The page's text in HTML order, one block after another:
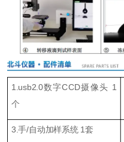
1.usb2.0数字CCD摄像头 1
个
3.手/自动加样系统 1套